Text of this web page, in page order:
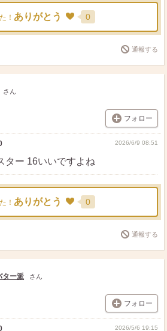
！ ありがとう 0
通報する
さん
フォロー
2026/6/9 08:51
ター 16いいですよね
！ ありがとう 0
通報する
ター派 さん
フォロー
2026/5/6 19:15